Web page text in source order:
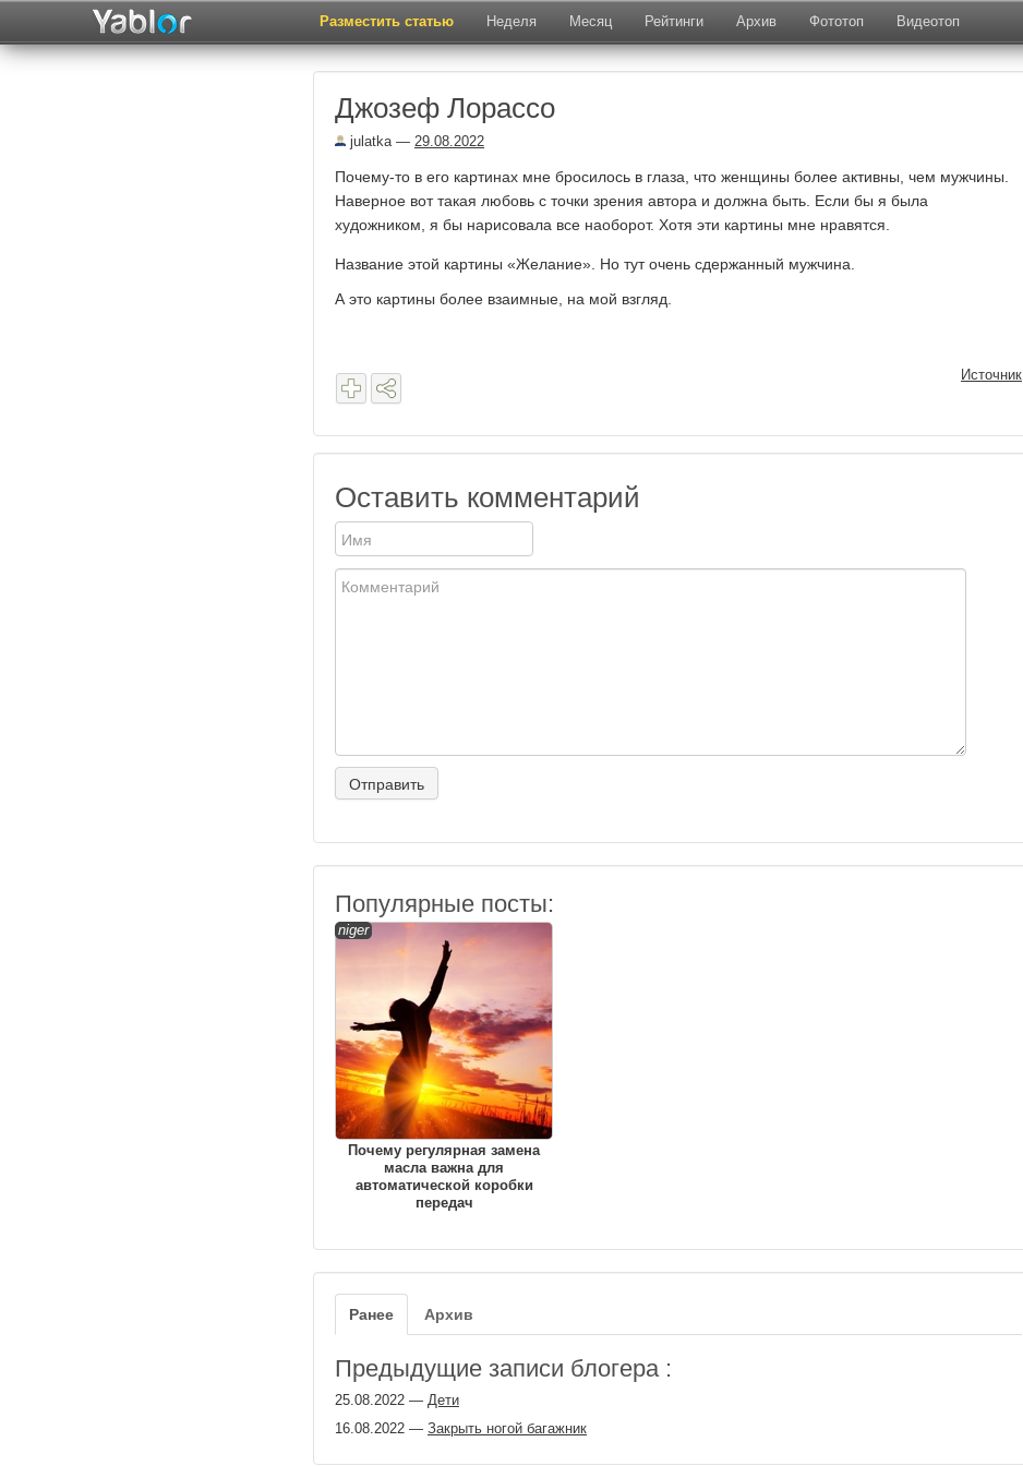
Разместить статью Неделя Месяц Рейтинги Архив Фототоп Видеотоп
Джозеф Лорассо
julatka— 29.08.2022
Почему-то в его картинах мне бросилось в глаза, что женщины более активны, чем мужчины.
Наверное вот такая любовь с точки зрения автора и должна быть. Если бы я была
художником, я бы нарисовала все наоборот. Хотя эти картины мне нравятся.
Название этой картины «Желание». Но тут очень сдержанный мужчина.
А это картины более взаимные, на мой взгляд.
Источник
Оставить комментарий
Популярные посты:
niger
Почему регулярная замена
масла важна для
автоматической коробки
передач
Ранее Архив
Предыдущие записи блогера :
25.08.2022 — Дети
16.08.2022 — Закрыть ногой багажник